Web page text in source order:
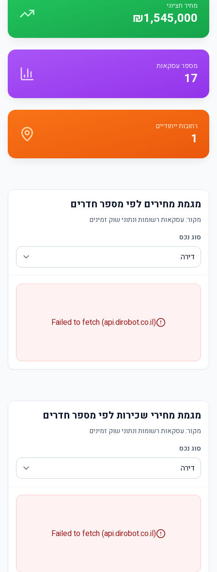
מחיר חציוני
₪1,545,000
מספר עסקאות
17
רחובות ייחודיים
1
מגמת מחירים לפי מספר חדרים
מקור: עסקאות רשומות ונתוני שוק זמינים
סוג נכס
Failed to fetch (api.dirobot.co.il)
מגמת מחירי שכירות לפי מספר חדרים
מקור: עסקאות רשומות ונתוני שוק זמינים
סוג נכס
Failed to fetch (api.dirobot.co.il)